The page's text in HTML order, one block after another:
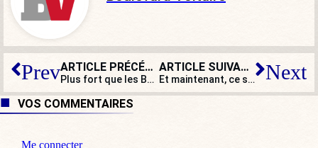
Prev ARTICLE PRÉCÉDENT
Plus fort que les Beatles, la Sarkomania s’abat sur les plages !
ARTICLE SUIVANT
Et maintenant, ce sont les panneaux en provençal qui posent problème… Next
VOS COMMENTAIRES
Me connecter